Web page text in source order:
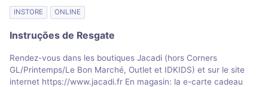
INSTORE ONLINE
Instruções de Resgate
Rendez-vous dans les boutiques Jacadi (hors Corners
GL/Printemps/Le Bon Marché, Outlet et IDKIDS) et sur le site
internet https://www.jacadi.fr En magasin: la e-carte cadeau